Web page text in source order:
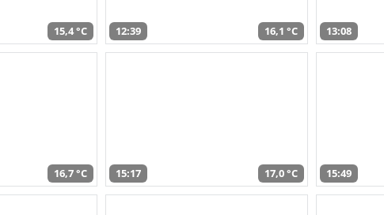
15,4 °C 12:39 16,1 °C 13:08
16,7 °C 15:17 17,0 °C 15:49